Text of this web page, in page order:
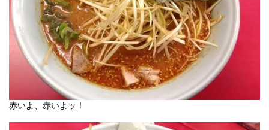
赤いよ、赤いよッ！